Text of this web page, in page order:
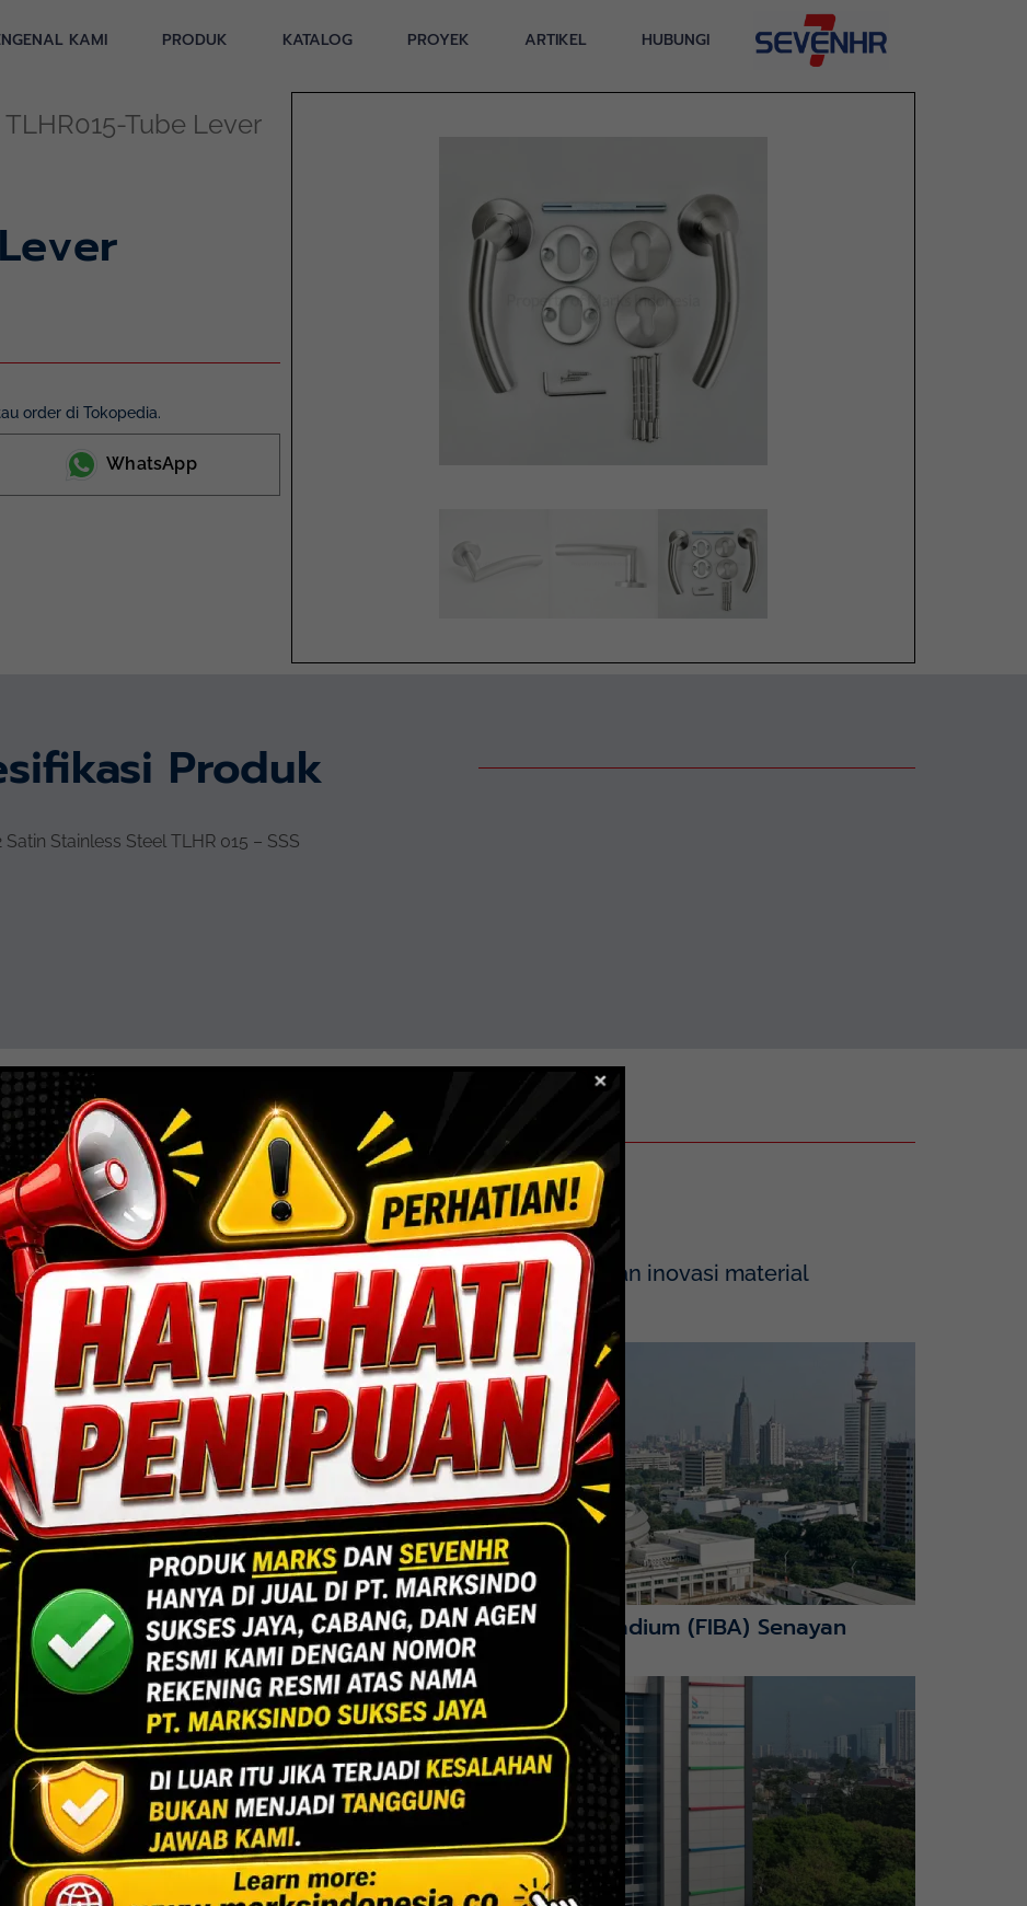
KAMI PRODUK KATALOG PROYEK ARTIKEL HUBUNGI
Tube Lever
order di Tokopedia.
WhatsApp
Produk
Stainless Steel TLHR 015 – SSS
presisi, efisiensi, dan sentuhan estetika. Mengintegrasikan inovasi material
yang fungsional dan berdaya tahan tinggi.
Kuningan, Jakarta Selatan.
Jakarta
Lihat Detail Proyek
Indoor Multifunction Stadium (FIBA) Senayan
Lihat Detail Proyek